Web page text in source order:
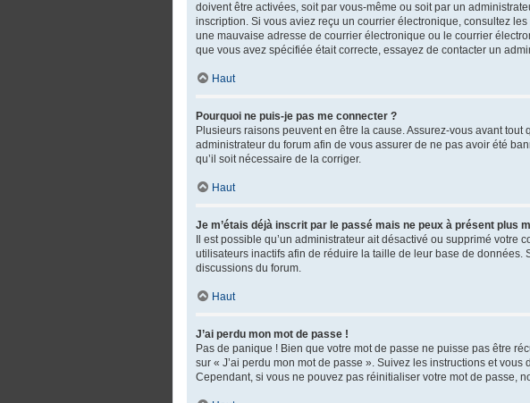
doivent être activées, soit par vous-même ou soit par un
inscription. Si vous aviez reçu un courrier électronique, consultez
une mauvaise adresse de courrier électronique ou le courrier
que vous avez spécifiée était correcte, essayez de contacter un
Haut
Pourquoi ne puis-je pas me connecter ?
Plusieurs raisons peuvent en être la cause. Assurez-vous avant
administrateur du forum afin de vous assurer de ne pas avoir été
qu’il soit nécessaire de la corriger.
Haut
Je m’étais déjà inscrit par le passé mais ne peux à présent plus
Il est possible qu’un administrateur ait désactivé ou supprimé
utilisateurs inactifs afin de réduire la taille de leur base de
discussions du forum.
Haut
J’ai perdu mon mot de passe !
Pas de panique ! Bien que votre mot de passe ne puisse pas être
sur « J’ai perdu mon mot de passe ». Suivez les instructions et
Cependant, si vous ne pouvez pas réinitialiser votre mot de passe,